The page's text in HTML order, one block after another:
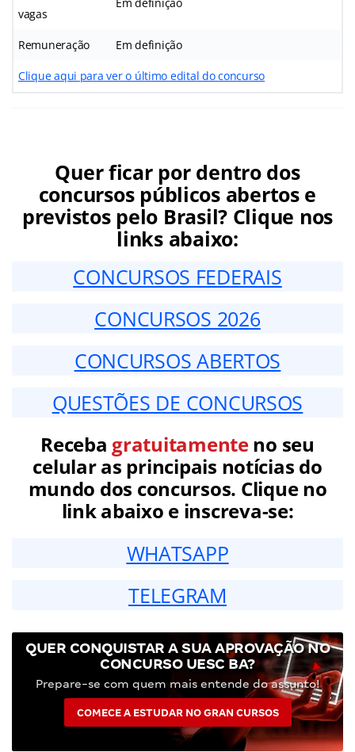
vagas
Remuneração Em definição
Clique aqui para ver o último edital do concurso
Quer ficar por dentro dos
concursos públicos abertos e
previstos pelo Brasil? Clique nos
links abaixo:
CONCURSOS FEDERAIS
CONCURSOS 2026
CONCURSOS ABERTOS
QUESTÕES DE CONCURSOS
Receba gratuitamenteno seu
celular as principais notícias do
mundo dos concursos. Clique no
link abaixo e inscreva-se:
WHATSAPP
TELEGRAM
QUER CONQUISTAR A SUA APROVAÇÃO NO
CONCURSO UESC BA?
Prepare-se com quem mais entende do assunto!
COMECE A ESTUDAR NO GRAN CURSOS